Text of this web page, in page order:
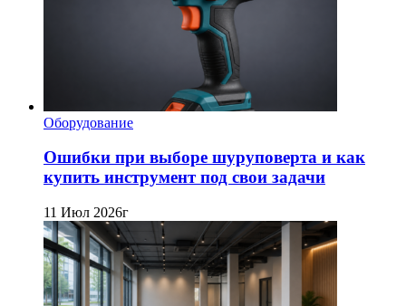
Оборудование
Ошибки при выборе шуруповерта и как
купить инструмент под свои задачи
11 Июл 2026г